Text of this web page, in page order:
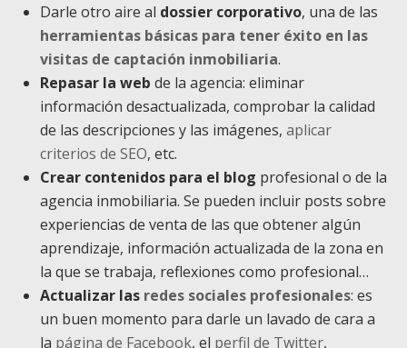
Darle otro aire al dossier corporativo, una de las
herramientas básicas para tener éxito en las
visitas de captación inmobiliaria.
Repasar la web de la agencia: eliminar
información desactualizada, comprobar la calidad
de las descripciones y las imágenes, aplicar
criterios de SEO, etc.
Crear contenidos para el blog profesional o de la
agencia inmobiliaria. Se pueden incluir posts sobre
experiencias de venta de las que obtener algún
aprendizaje, información actualizada de la zona en
la que se trabaja, reflexiones como profesional…
Actualizar las redes sociales profesionales: es
un buen momento para darle un lavado de cara a
la página de Facebook, el perfil de Twitter,